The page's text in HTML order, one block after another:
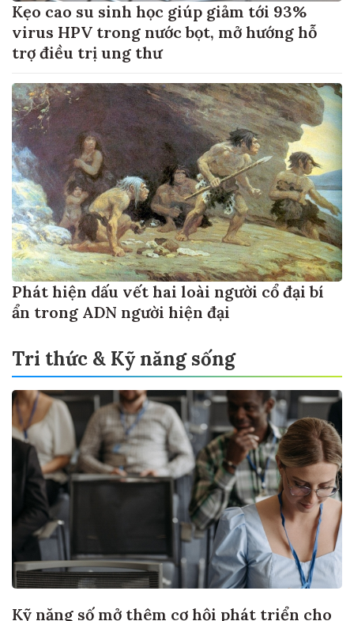
Kẹo cao su sinh học giúp giảm tới 93%
virus HPV trong nước bọt, mở hướng hỗ
trợ điều trị ung thư
Phát hiện dấu vết hai loài người cổ đại bí
ẩn trong ADN người hiện đại
Tri thức & Kỹ năng sống
Kỹ năng số mở thêm cơ hội phát triển cho